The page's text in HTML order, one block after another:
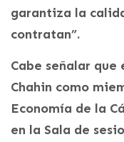
garantiza la
contratan”.
Cabe señalar
Chahin como
Economía de la
en la Sala de